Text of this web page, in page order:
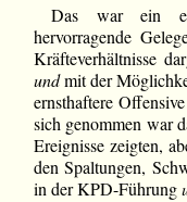
Das war ein
hervorragende
Kräfteverhältnisse
undmit der
ernsthaftere
sich genommen war
Ereignisse zeigten,
den Spaltungen,
in der KPD-Führung